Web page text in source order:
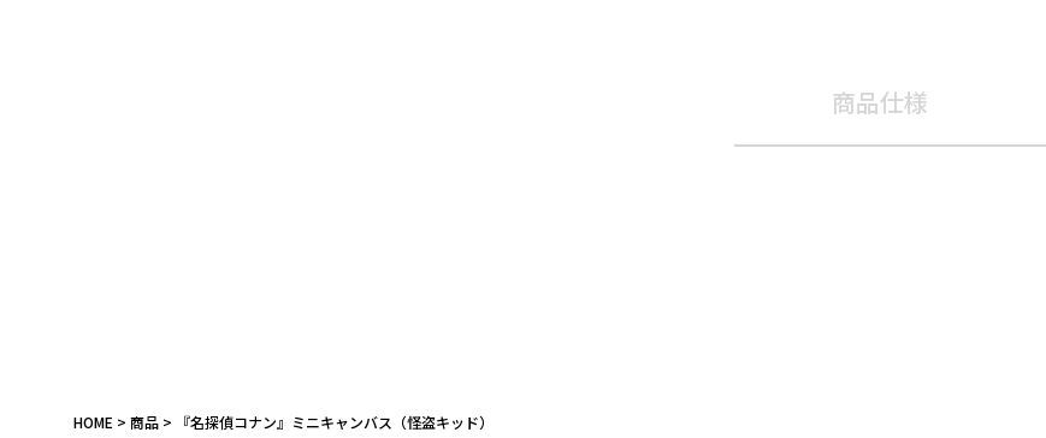
商品仕様
HOME 商品 『名探偵コナン』ミニキャンバス（怪盗キッド）